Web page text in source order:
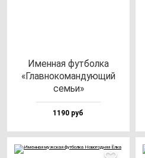
Имен­ная фут­бол­ка
«Глав­но­ко­ман­ду­ющий
семьи»
1190 руб